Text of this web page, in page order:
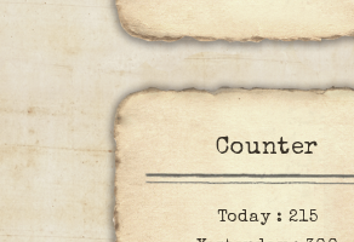
Counter
Today : 215